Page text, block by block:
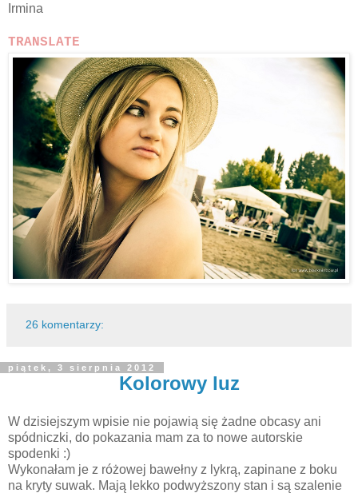
Irmina
TRANSLATE
26 komentarzy:
piątek, 3 sierpnia 2012
Kolorowy luz
W dzisiejszym wpisie nie pojawią się żadne obcasy ani
spódniczki, do pokazania mam za to nowe autorskie
spodenki :)
Wykonałam je z różowej bawełny z lykrą, zapinane z boku
na kryty suwak. Mają lekko podwyższony stan i są szalenie